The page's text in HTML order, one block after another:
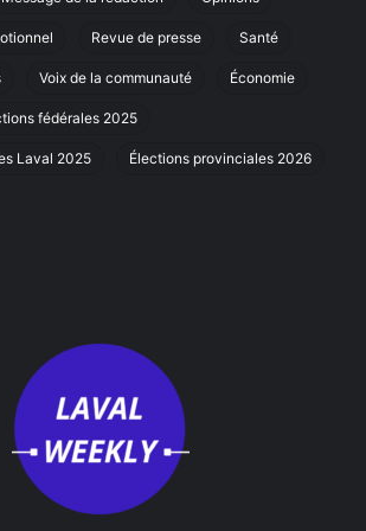
Revue de presse Santé
Voix de la communauté Économie
fédérales 2025
Laval 2025 Élections provinciales 2026